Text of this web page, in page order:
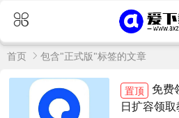
首页 包含"正式版"标签的文章
置顶
免费
日扩容领